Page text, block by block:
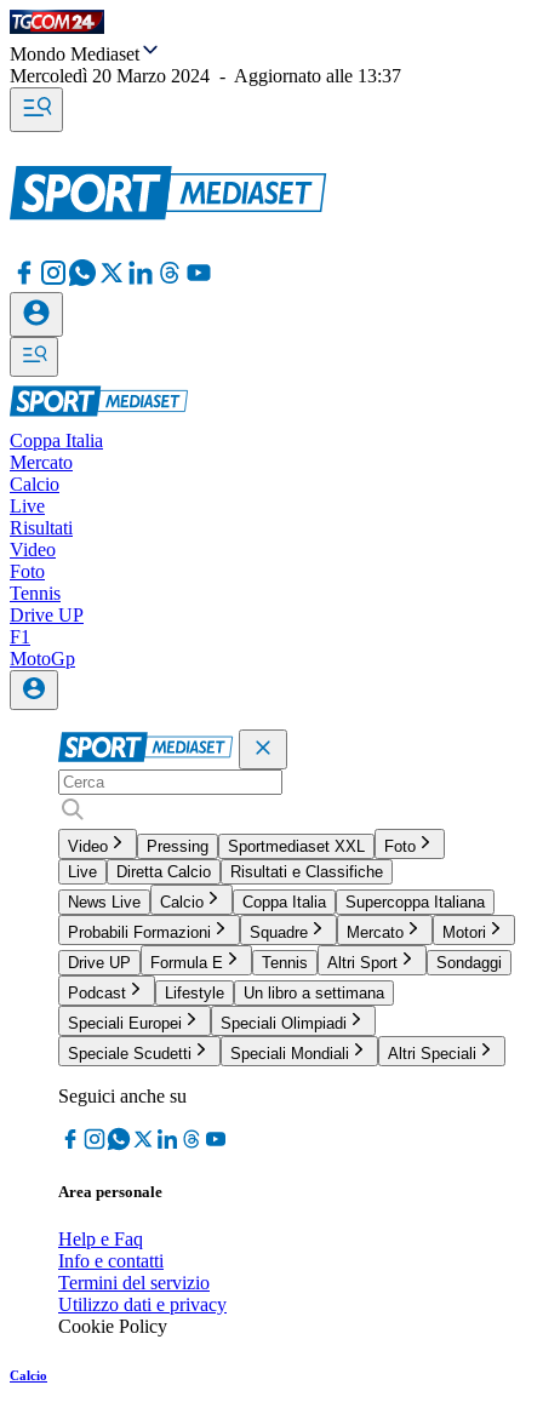
Mondo Mediaset
Mercoledì 20 Marzo 2024 - Aggiornato alle 13:37
Coppa Italia
Mercato
Calcio
Live
Risultati
Video
Foto
Tennis
Drive UP
F1
MotoGp
Video Pressing Sportmediaset XXL
Foto
Live
Diretta Calcio
Risultati e Classifiche
News Live
Calcio Coppa Italia
Supercoppa Italiana
Probabili Formazioni
Squadre Mercato
Motori
Drive UP
Formula E Tennis Altri Sport
Sondaggi
Podcast
Lifestyle
Un libro a settimana
Speciali Europei
Speciali Olimpiadi
Speciale Scudetti
Speciali Mondiali Altri Speciali
Seguici anche su
Area personale
Help e Faq
Info e contatti
Termini del servizio
Utilizzo dati e privacy
Cookie Policy
Calcio